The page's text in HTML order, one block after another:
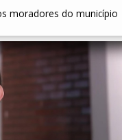
moradores do município